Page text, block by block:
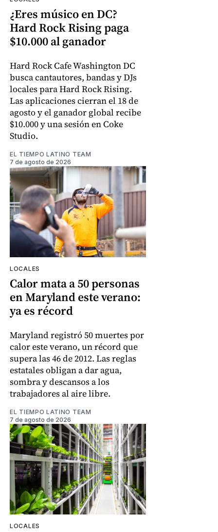
¿Eres músico en DC?
Hard Rock Rising paga
$10.000 al ganador
Hard Rock Cafe Washington DC
busca cantautores, bandas y DJs
locales para Hard Rock Rising.
Las aplicaciones cierran el 18 de
agosto y el ganador global recibe
$10.000 y una sesión en Coke
Studio.
EL TIEMPO LATINO TEAM
7 de agosto de 2026
LOCALES
Calor mata a 50 personas
en Maryland este verano:
ya es récord
Maryland registró 50 muertes por
calor este verano, un récord que
supera las 46 de 2012. Las reglas
estatales obligan a dar agua,
sombra y descansos a los
trabajadores al aire libre.
EL TIEMPO LATINO TEAM
7 de agosto de 2026
LOCALES